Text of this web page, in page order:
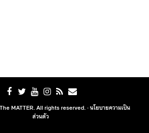
MATTER. All rights reserved. ·นโยบายความเป็น
ส่วนตัว